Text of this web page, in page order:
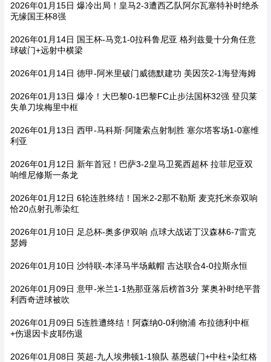
2026年01月15日 爆冷出局！皇马2-3遭西乙队阿尔瓦塞特补时绝杀
无缘国王杯8强
2026年01月14日 国王杯-马竞1-0拉科鲁尼亚 格列兹曼十分角任意
球破门+远射中横梁
2026年01月14日 德甲-阿米里破门威德默建功 美因茨2-1海登海姆
2026年01月13日 爆冷！大巴黎0-1巴黎FC止步法国杯32强 登贝莱
失单刀埃梅里中框
2026年01月13日 西甲-马科斯·阿隆索点射制胜 塞尔塔客场1-0塞维
利亚
2026年01月12日 新年首冠！巴萨3-2皇马卫冕西超杯 拉菲尼亚双
响维尼修斯一条龙
2026年01月12日 6轮连胜终结！国米2-2那不勒斯 麦克托米奈双响
恰20点射孔蒂染红
2026年01月10日 足总杯-奥多伊双响 点球大战诺丁汉森林6-7雷克
瑟姆
2026年01月10日 沙特联-本泽马半场戴帽 吉达联合4-0拉斯永恒
2026年01月09日 意甲-米兰1-1热那亚落后榜首3分 莱奥补时绝平普
利西奇进球被吹
2026年01月09日 5连胜遭终结！阿森纳0-0利物浦 布拉德利中框
+伤退因卡皮耶伤退
2026年01月08日 英超-九人埃弗顿1-1狼队 基恩破门+中柱+染红格